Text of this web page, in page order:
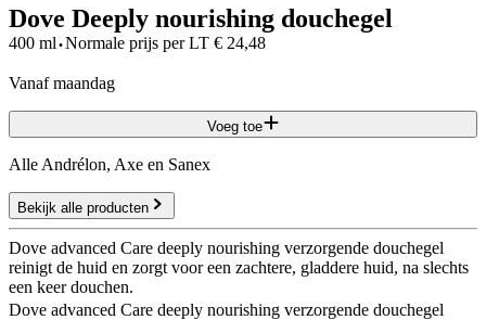
Dove Deeply nourishing douchegel
400 ml·Normale prijs per LT € 24,48
vanaf maandag
Voeg toe
Alle Andrélon, Axe en Sanex
Bekijk alle producten
Dove advanced Care deeply nourishing verzorgende douchegel
reinigt de huid en zorgt voor een zachtere, gladdere huid, na slechts
een keer douchen.
Dove advanced Care deeply nourishing verzorgende douchegel